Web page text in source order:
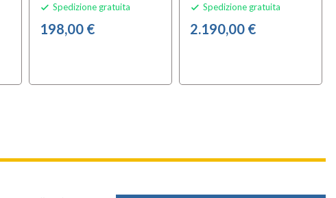
 Spedizione gratuita
198,00 €
 Spedizione gratuita
2.190,00 €